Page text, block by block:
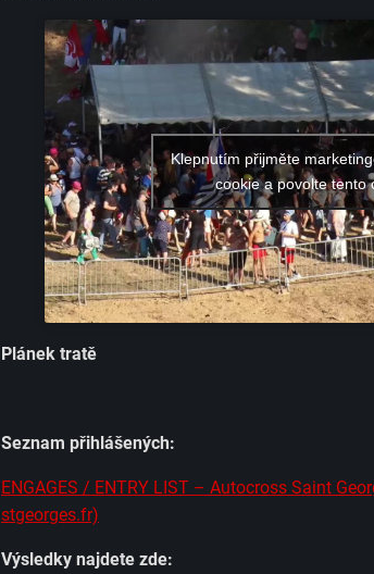
Klepnutím přijměte
cookie a povolte tento
Plánek tratě
Seznam přihlášených:
ENGAGES / ENTRY LIST – Autocross Saint
stgeorges.fr)
Výsledky najdete zde: